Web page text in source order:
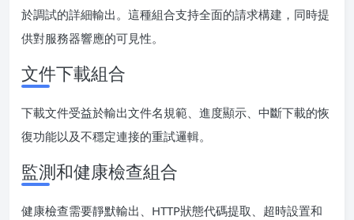
於調試的詳細輸出。這種組合支持全面的請求構建，同時提
供對服務器響應的可見性。
文件下載組合
下載文件受益於輸出文件名規範、進度顯示、中斷下載的恢
復功能以及不穩定連接的重試邏輯。
監測和健康檢查組合
健康檢查需要靜默輸出、HTTP狀態代碼提取、超時設置和